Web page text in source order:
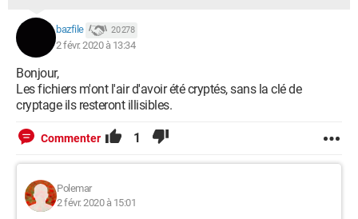
bazfile 20 278
2 févr. 2020 à 13:34
Bonjour,
Les fichiers m'ont l'air d'avoir été cryptés, sans la clé de
cryptage ils resteront illisibles.
Commenter 1
Polemar
2 févr. 2020 à 15:01